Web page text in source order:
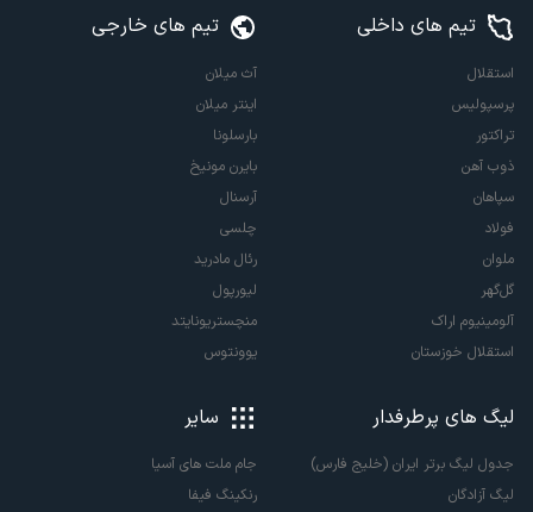
تیم های داخلی
استقلال
پرسپولیس
تراکتور
ذوب آهن
سپاهان
فولاد
ملوان
گل‌گهر
آلومینیوم اراک
استقلال خوزستان
تیم های خارجی
آث میلان
اینتر میلان
بارسلونا
بایرن مونیخ
آرسنال
چلسی
رئال مادرید
لیورپول
منچستریونایتد
یوونتوس
لیگ های پرطرفدار
جدول لیگ برتر ایران (خلیج فارس)
لیگ آزادگان
سایر
جام ملت های آسیا
رنکینگ فیفا